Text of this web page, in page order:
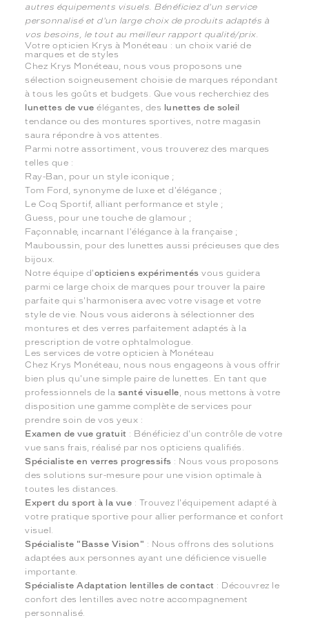
autres équipements visuels. Bénéficiez d'un service
personnalisé et d'un large choix de produits adaptés à
vos besoins, le tout au meilleur rapport qualité/prix.
Votre opticien Krys à Monéteau : un choix varié de
marques et de styles
Chez Krys Monéteau, nous vous proposons une
sélection soigneusement choisie de marques répondant
à tous les goûts et budgets. Que vous recherchiez des
lunettes de vue élégantes, des lunettes de soleil
tendance ou des montures sportives, notre magasin
saura répondre à vos attentes.
Parmi notre assortiment, vous trouverez des marques
telles que :
Ray-Ban, pour un style iconique ;
Tom Ford, synonyme de luxe et d'élégance ;
Le Coq Sportif, alliant performance et style ;
Guess, pour une touche de glamour ;
Façonnable, incarnant l'élégance à la française ;
Mauboussin, pour des lunettes aussi précieuses que des
bijoux.
Notre équipe d'opticiens expérimentés vous guidera
parmi ce large choix de marques pour trouver la paire
parfaite qui s'harmonisera avec votre visage et votre
style de vie. Nous vous aiderons à sélectionner des
montures et des verres parfaitement adaptés à la
prescription de votre ophtalmologue.
Les services de votre opticien à Monéteau
Chez Krys Monéteau, nous nous engageons à vous offrir
bien plus qu'une simple paire de lunettes. En tant que
professionnels de la santé visuelle, nous mettons à votre
disposition une gamme complète de services pour
prendre soin de vos yeux :
Examen de vue gratuit : Bénéficiez d'un contrôle de votre
vue sans frais, réalisé par nos opticiens qualifiés.
Spécialiste en verres progressifs : Nous vous proposons
des solutions sur-mesure pour une vision optimale à
toutes les distances.
Expert du sport à la vue : Trouvez l'équipement adapté à
votre pratique sportive pour allier performance et confort
visuel.
Spécialiste "Basse Vision" : Nous offrons des solutions
adaptées aux personnes ayant une déficience visuelle
importante.
Spécialiste Adaptation lentilles de contact : Découvrez le
confort des lentilles avec notre accompagnement
personnalisé.